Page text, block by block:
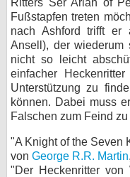
Ritters Ser Arlan of
Fußstapfen treten
nach Ashford trifft er
Ansell), der
nicht so leicht
einfacher
Unterstützung zu
können. Dabei muss
Falschen zum Feind
"A Knight of the Seven
vonGeorge R.R. Martin
"Der Heckenritter von